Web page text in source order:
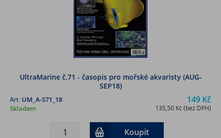
UltraMarine č.71 - časopis pro mořské akvaristy (AUG-
SEP18)
149 Kč
135,50 Kč (bez DPH)
Art: UM_A-S71_18
Skladem
Koupit